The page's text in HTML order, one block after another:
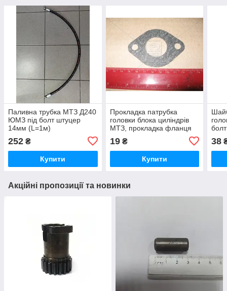
Паливна трубка МТЗ Д240
ЮМЗ під болт штуцер
14мм (L=1м)
252 ₴
Купити
Прокладка патрубка
головки блока циліндрів
МТЗ, прокладка фланця
19₴
Купити
38
Акційні пропозиції та новинки